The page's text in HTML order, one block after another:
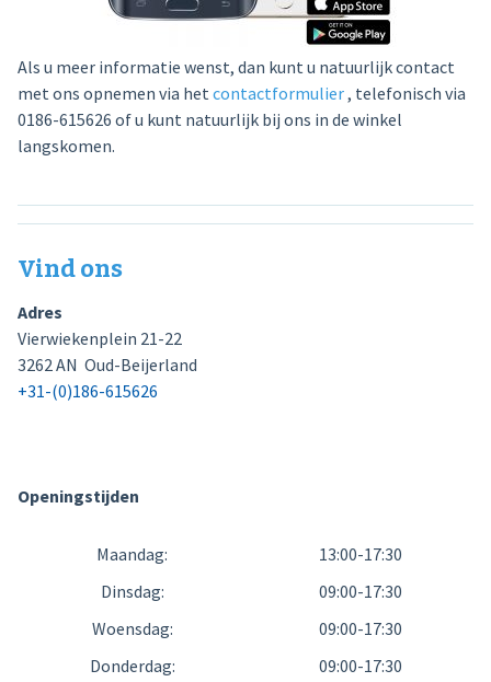
Als u meer informatie wenst, dan kunt u natuurlijk contact
met ons opnemen via het contactformulier, telefonisch via
0186-615626 of u kunt natuurlijk bij ons in de winkel
langskomen.
Vind ons
Adres
Vierwiekenplein 21-22
3262 AN Oud-Beijerland
+31-(0)186-615626
Openingstijden
Maandag:
13:00-17:30
Dinsdag:
09:00-17:30
Woensdag:
09:00-17:30
Donderdag:
09:00-17:30